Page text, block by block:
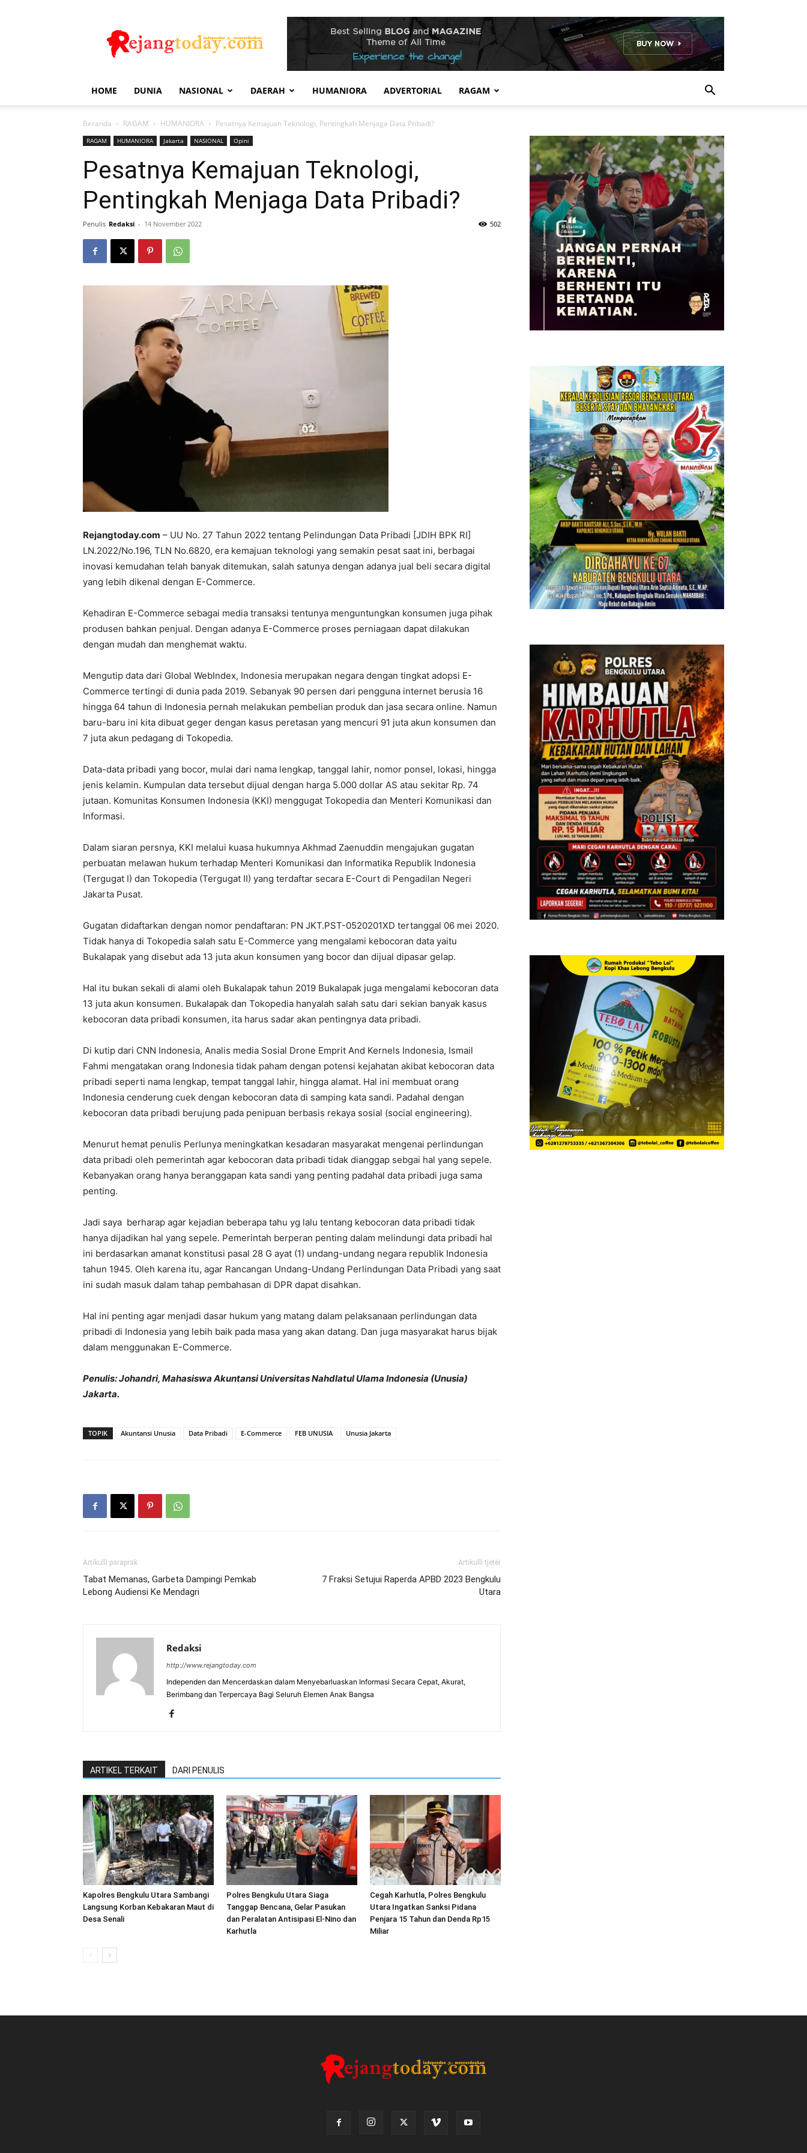
Today
HOME DUNIA NASIONAL DAERAH HUMANIORA ADVERTORIAL RAGAM
Beranda RAGAM HUMANIORA Pesatnya Kemajuan Teknologi, Pentingkah Menjaga Data Pribadi?
RAGAM HUMANIORA Jakarta NASIONAL Opini
Pesatnya Kemajuan Teknologi,
Pentingkah Menjaga Data Pribadi?
Penulis Redaksi - 14 November 2022 502
Rejangtoday.com – UU No. 27 Tahun 2022 tentang Pelindungan Data Pribadi [JDIH BPK RI]
LN.2022/No.196, TLN No.6820, era kemajuan teknologi yang semakin pesat saat ini, berbagai
inovasi kemudahan telah banyak ditemukan, salah satunya dengan adanya jual beli secara digital
yang lebih dikenal dengan E-Commerce.
Kehadiran E-Commerce sebagai media transaksi tentunya menguntungkan konsumen juga pihak
produsen bahkan penjual. Dengan adanya E-Commerce proses perniagaan dapat dilakukan
dengan mudah dan menghemat waktu.
Mengutip data dari Global WebIndex, Indonesia merupakan negara dengan tingkat adopsi E-
Commerce tertingi di dunia pada 2019. Sebanyak 90 persen dari pengguna internet berusia 16
hingga 64 tahun di Indonesia pernah melakukan pembelian produk dan jasa secara online. Namun
baru-baru ini kita dibuat geger dengan kasus peretasan yang mencuri 91 juta akun konsumen dan
7 juta akun pedagang di Tokopedia.
Data-data pribadi yang bocor, mulai dari nama lengkap, tanggal lahir, nomor ponsel, lokasi, hingga
jenis kelamin. Kumpulan data tersebut dijual dengan harga 5.000 dollar AS atau sekitar Rp. 74
jutaan. Komunitas Konsumen Indonesia (KKI) menggugat Tokopedia dan Menteri Komunikasi dan
Informasi.
Dalam siaran persnya, KKI melalui kuasa hukumnya Akhmad Zaenuddin mengajukan gugatan
perbuatan melawan hukum terhadap Menteri Komunikasi dan Informatika Republik Indonesia
(Tergugat I) dan Tokopedia (Tergugat II) yang terdaftar secara E-Court di Pengadilan Negeri
Jakarta Pusat.
Gugatan didaftarkan dengan nomor pendaftaran: PN JKT.PST-0520201XD tertanggal 06 mei 2020.
Tidak hanya di Tokopedia salah satu E-Commerce yang mengalami kebocoran data yaitu
Bukalapak yang disebut ada 13 juta akun konsumen yang bocor dan dijual dipasar gelap.
Hal itu bukan sekali di alami oleh Bukalapak tahun 2019 Bukalapak juga mengalami kebocoran data
13 juta akun konsumen. Bukalapak dan Tokopedia hanyalah salah satu dari sekian banyak kasus
kebocoran data pribadi konsumen, ita harus sadar akan pentingnya data pribadi.
Di kutip dari CNN Indonesia, Analis media Sosial Drone Emprit And Kernels Indonesia, Ismail
Fahmi mengatakan orang Indonesia tidak paham dengan potensi kejahatan akibat kebocoran data
pribadi seperti nama lengkap, tempat tanggal lahir, hingga alamat. Hal ini membuat orang
Indonesia cenderung cuek dengan kebocoran data di samping kata sandi. Padahal dengan
kebocoran data pribadi berujung pada penipuan berbasis rekaya sosial (social engineering).
Menurut hemat penulis Perlunya meningkatkan kesadaran masyarakat mengenai perlindungan
data pribadi oleh pemerintah agar kebocoran data pribadi tidak dianggap sebgai hal yang sepele.
Kebanyakan orang hanya beranggapan kata sandi yang penting padahal data pribadi juga sama
penting.
Jadi saya berharap agar kejadian beberapa tahu yg lalu tentang kebocoran data pribadi tidak
hanya dijadikan hal yang sepele. Pemerintah berperan penting dalam melindungi data pribadi hal
ini berdasarkan amanat konstitusi pasal 28 G ayat (1) undang-undang negara republik Indonesia
tahun 1945. Oleh karena itu, agar Rancangan Undang-Undang Perlindungan Data Pribadi yang saat
ini sudah masuk dalam tahap pembahasan di DPR dapat disahkan.
Hal ini penting agar menjadi dasar hukum yang matang dalam pelaksanaan perlindungan data
pribadi di Indonesia yang lebih baik pada masa yang akan datang. Dan juga masyarakat harus bijak
dalam menggunakan E-Commerce.
Penulis: Johandri, Mahasiswa Akuntansi Universitas Nahdlatul Ulama Indonesia (Unusia)
Jakarta.
TOPIK Akuntansi Unusia Data Pribadi E-Commerce FEB UNUSIA Unusia Jakarta
Artikulli paraprak
Tabat Memanas, Garbeta Dampingi Pemkab
Lebong Audiensi Ke Mendagri
Artikulli tjetër
7 Fraksi Setujui Raperda APBD 2023 Bengkulu
Utara
Redaksi
http://www.rejangtoday.com
Independen dan Mencerdaskan dalam Menyebarluaskan Informasi Secara Cepat, Akurat,
Berimbang dan Terpercaya Bagi Seluruh Elemen Anak Bangsa
ARTIKEL TERKAIT DARI PENULIS
Kapolres Bengkulu Utara Sambangi
Langsung Korban Kebakaran Maut di
Desa Senali
Polres Bengkulu Utara Siaga
Tanggap Bencana, Gelar Pasukan
dan Peralatan Antisipasi El-Nino dan
Karhutla
Cegah Karhutla, Polres Bengkulu
Utara Ingatkan Sanksi Pidana
Penjara 15 Tahun dan Denda Rp15
Miliar